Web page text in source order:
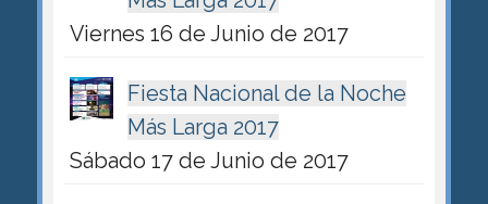
Viernes 16 de Junio de 2017
Fiesta Nacional de la Noche
Más Larga 2017
Sábado 17 de Junio de 2017